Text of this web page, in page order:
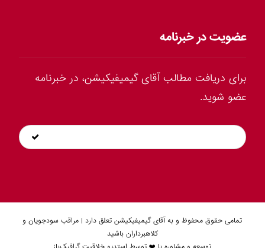
عضویت در خبرنامه
برای دریافت مطالب آقای گیمیفیکیشن، در خبرنامه
عضو شوید.
تمامی حقوق محفوظ و به آقای گیمیفیکیشن تعلق دارد | مراقب سودجویان و
کلاهبرداران باشید